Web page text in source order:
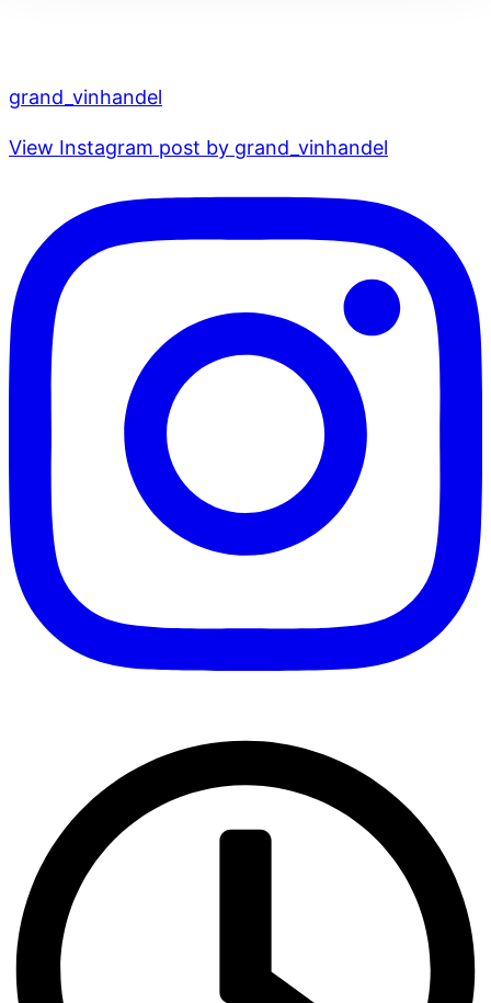
grand_vinhandel
View Instagram post by grand_vinhandel